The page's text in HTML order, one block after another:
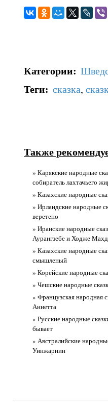
Категории:
Теги: сказка,
Также
» Карякские народные
собиратель лахтачьего
» Казахские народные
» Ирландские народные
веретено
» Иранские народные
Аурангзебе и Ходже
» Казахские народные
смышленый
» Корейские народные
» Чешские народные
» Французская народная
Аннетта
» Русские народные
бывает
» Австралийские
Уинжарнин